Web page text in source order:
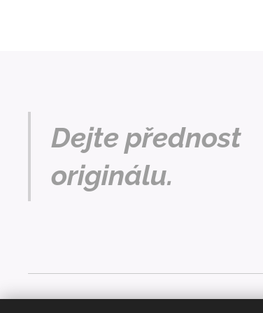
Dejte přednost
originálu.